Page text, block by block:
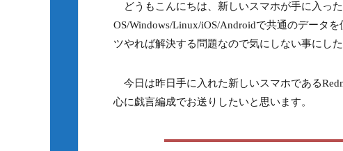
どうもこんにちは、新しいスマホが手に入っ
OS/Windows/Linux/iOS/Androidで共通のデータ
ツやれば解決する問題なので気にしない事にし
今日は昨日手に入れた新しいスマホである
心に戯言編成でお送りしたいと思います。